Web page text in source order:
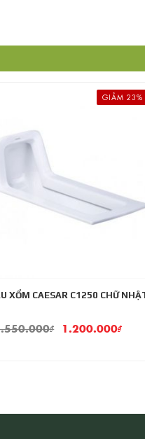
GIẢM 23%
XỔM CAESAR C1250 CHỮ
₫ 1.200.000₫